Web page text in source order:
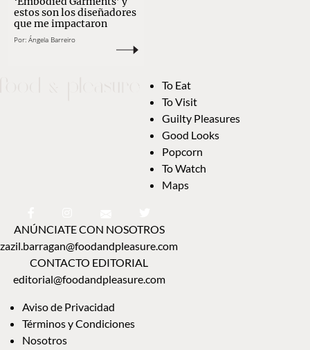
estos son los diseñadores
que me impactaron
Por: Ángela Barreiro
To Eat
To Visit
Guilty Pleasures
Good Looks
Popcorn
To Watch
Maps
ANÚNCIATE CON NOSOTROS
zazil.barragan@foodandpleasure.com
CONTACTO EDITORIAL
editorial@foodandpleasure.com
Aviso de Privacidad
Términos y Condiciones
Nosotros